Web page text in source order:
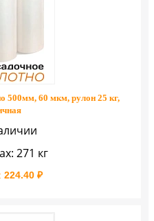
500мм, 60 мкм, рулон 25 кг,
271 кг
224.40 ₽